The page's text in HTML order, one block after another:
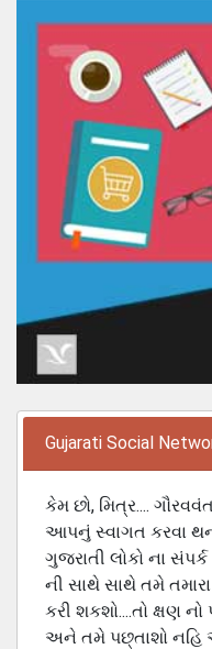
Gujarati Social
કેમ છો, મિત્ર....
આપનું સ્વાગત કરવા
ગુજરાતી લોકો ના
ની સાથે સાથે તમે
કરી શકશો....તો ક્ષણ
અને તમે પછ્તાશો નહિ